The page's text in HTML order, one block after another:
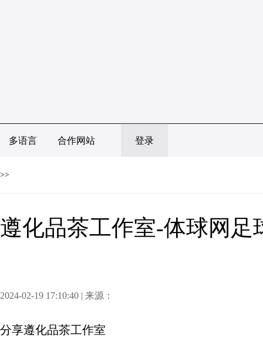
多语言 合作网站 登录
>>
遵化品茶工作室-体球网足
2024-02-19 17:10:40 | 来源：
分享遵化品茶工作室